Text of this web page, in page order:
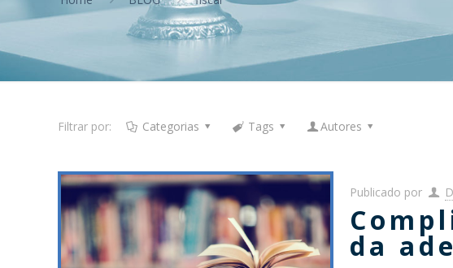
Filtrar por: Categorias Tags Autores
Publicado por
da